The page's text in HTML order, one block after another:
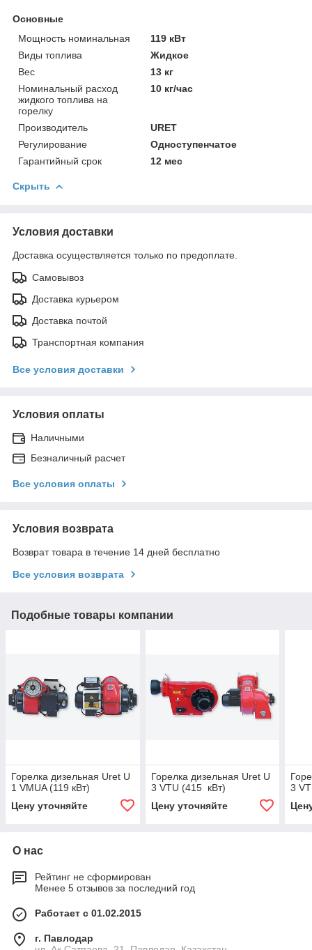
Основные
Мощность номинальная
119 кВт
Виды топлива
Жидкое
Вес
13 кг
Номинальный расход
жидкого топлива на
горелку
10 кг/час
Производитель
URET
Регулирование
Одноступенчатое
Гарантийный срок
12 мес
Скрыть
Условия доставки
Доставка осуществляется только по предоплате.
Самовывоз
Доставка курьером
Доставка почтой
Транспортная компания
Все условия доставки
Условия оплаты
Наличными
Безналичный расчет
Все условия оплаты
Условия возврата
Возврат товара в течение 14 дней бесплатно
Все условия возврата
Подобные товары компании
Горелка дизельная Uret U
1 VMUA (119 кВт)
Цену уточняйте
Горелка дизельная Uret U
3 VTU (415 кВт)
Цену уточняйте
3
О нас
Рейтинг не сформирован
Менее 5 отзывов за последний год
Работает с 01.02.2015
г. Павлодар